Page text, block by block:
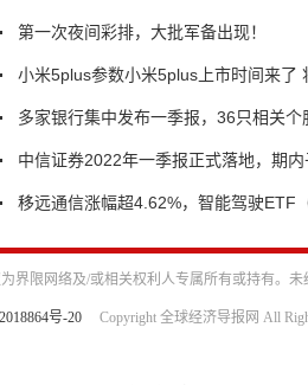
第一次夜间彩排，大批军备出现！
小米5plus参数小米5plus上市时间来了
多家银行集中发布一季报，36只相关个
中信证券2022年一季报正式落地，期
界限网络及/或相关权利人专属所有或持有。
号-20 Copyright 全球经济导报网 All